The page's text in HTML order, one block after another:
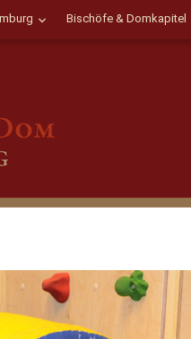
Bischöfe & Domkapitel